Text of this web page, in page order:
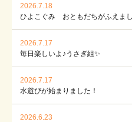
2026.7.18
ひよこぐみ おともだちがふえまし
2026.7.17
毎日楽しいよ♪うさぎ組✨
2026.7.17
水遊びが始まりました！
2026.6.23